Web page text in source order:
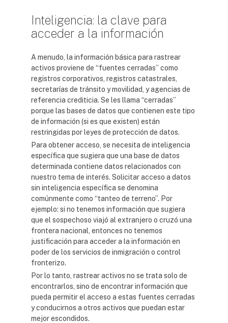
Inteligencia: la clave para
acceder a la información
A menudo, la información básica para rastrear
activos proviene de “fuentes cerradas” como
registros corporativos, registros catastrales,
secretarías de tránsito y movilidad, y agencias de
referencia crediticia. Se les llama “cerradas”
porque las bases de datos que contienen este tipo
de información (si es que existen) están
restringidas por leyes de protección de datos.
Para obtener acceso, se necesita de inteligencia
específica que sugiera que una base de datos
determinada contiene datos relacionados con
nuestro tema de interés. Solicitar acceso a datos
sin inteligencia específica se denomina
comúnmente como “tanteo de terreno”. Por
ejemplo: si no tenemos información que sugiera
que el sospechoso viajó al extranjero o cruzó una
frontera nacional, entonces no tenemos
justificación para acceder a la información en
poder de los servicios de inmigración o control
fronterizo.
Por lo tanto, rastrear activos no se trata solo de
encontrarlos, sino de encontrar información que
pueda permitir el acceso a estas fuentes cerradas
y conducirnos a otros activos que puedan estar
mejor escondidos.